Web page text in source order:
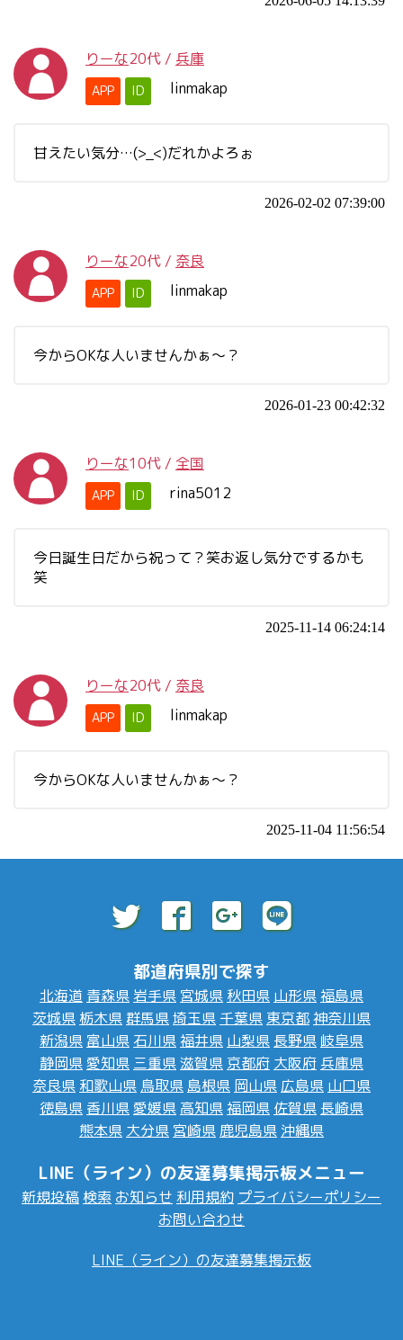
りーな20代 / 兵庫
APP ID linmakap
甘えたい気分…(>_<)だれかよろぉ
2026-02-02 07:39:00
りーな20代 / 奈良
APP ID linmakap
今からOKな人いませんかぁ～？
2026-01-23 00:42:32
りーな10代 / 全国
APP ID rina5012
今日誕生日だから祝って？笑お返し気分でするかも
笑
2025-11-14 06:24:14
りーな20代 / 奈良
APP ID linmakap
今からOKな人いませんかぁ～？
2025-11-04 11:56:54
都道府県別で探す
北海道 青森県 岩手県 宮城県 秋田県 山形県福島県
茨城県 栃木県群馬県埼玉県 千葉県 東京都神奈川県
新潟県 富山県 石川県福井県 山梨県 長野県 岐阜県
静岡県愛知県 三重県滋賀県 京都府 大阪府 兵庫県
奈良県 和歌山県 鳥取県 島根県 岡山県 広島県 山口県
徳島県 香川県愛媛県 高知県福岡県 佐賀県 長崎県
熊本県 大分県 宮崎県 鹿児島県 沖縄県
LINE（ライン）の友達募集掲示板メニュー
新規投稿 検索 お知らせ 利用規約 プライバシーポリシー
お問い合わせ
LINE（ライン）の友達募集掲示板